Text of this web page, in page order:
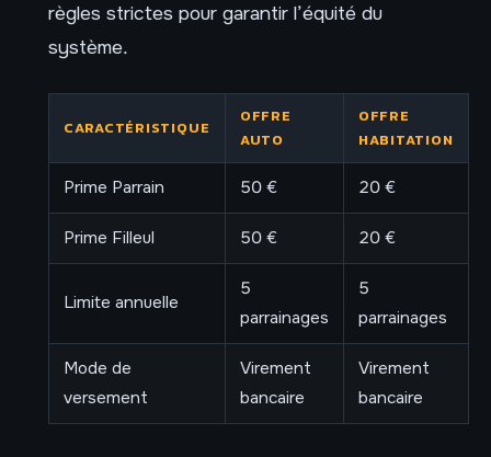
règles strictes pour garantir l’équité du
système.
CARACTÉRISTIQUE
OFFRE
AUTO
OFFRE
HABITATION
Prime Parrain 50 € 20 €
Prime Filleul 50 € 20 €
Limite annuelle
5
parrainages
5
parrainages
Mode de
versement
Virement
bancaire
Virement
bancaire